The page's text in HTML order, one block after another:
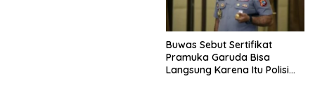
Buwas Sebut Sertifikat
Pramuka Garuda Bisa
Langsung Karena Itu Polisi